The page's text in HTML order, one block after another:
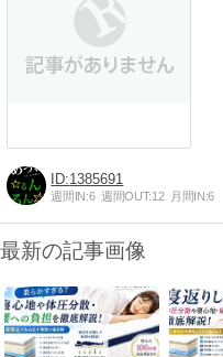
1385691
週間IN:6 週間OUT:12 月間IN:6
最新の記事画像